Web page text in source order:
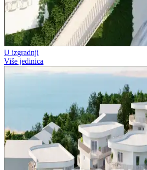
U izgradnji
Više jedinica